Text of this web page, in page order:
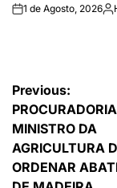
on1 de Agosto, 2026
de
artigos
Previous:
MINISTRO DA
AGRICULTURA
ORDENAR